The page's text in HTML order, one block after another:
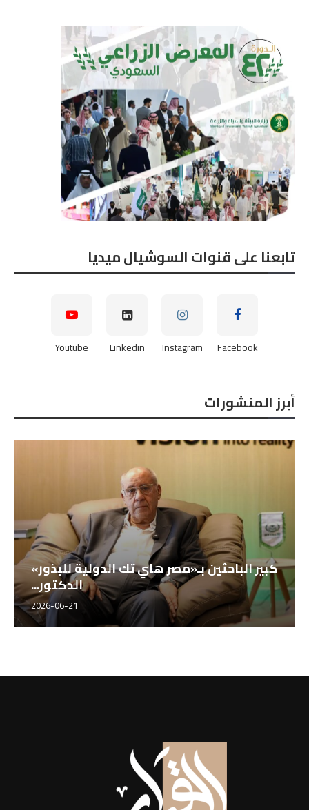
تابعنا على قنوات السوشيال ميديا
Facebook
Instagram
Linkedin
Youtube
أبرز المنشورات
كبير الباحثين بـ«مصر هاي تك الدولية للبذور»
الدكتور...
2026-06-21